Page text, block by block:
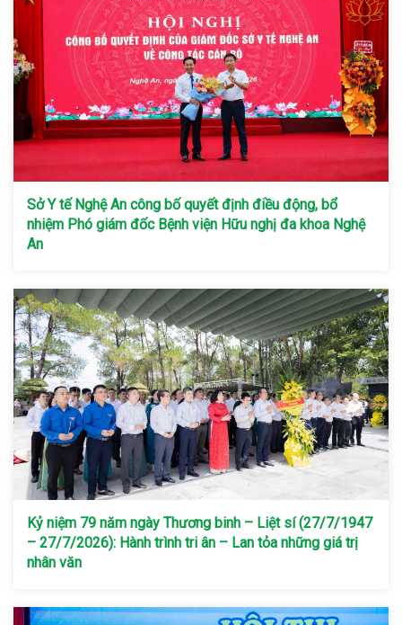
Sở Y tế Nghệ An công bố quyết định điều động, bổ
nhiệm Phó giám đốc Bệnh viện Hữu nghị đa khoa Nghệ
An
Kỷ niệm 79 năm ngày Thương binh – Liệt sí (27/7/1947
– 27/7/2026): Hành trình tri ân – Lan tỏa những giá trị
nhân văn